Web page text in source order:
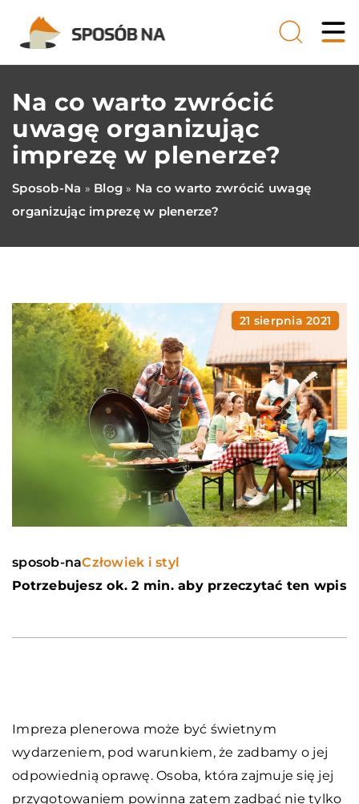
Na co warto zwrócić
uwagę organizując
imprezę w plenerze?
Sposob-Na » Blog » Na co warto zwrócić uwagę
organizując imprezę w plenerze?
21 sierpnia 2021
sposob-naCzłowiek i styl
Potrzebujesz ok. 2 min. aby przeczytać ten wpis
Impreza plenerowa może być świetnym
wydarzeniem, pod warunkiem, że zadbamy o jej
odpowiednią oprawę. Osoba, która zajmuje się jej
przygotowaniem powinna zatem zadbać nie tylko